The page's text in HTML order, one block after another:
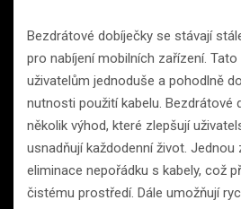
Bezdrátové dobíječky se stávají
pro nabíjení mobilních zařízení.
uživatelům jednoduše a pohodlně
nutnosti použití kabelu. Bezdrátové
několik výhod, které zlepšují
usnadňují každodenní život. Jednou
eliminace nepořádku s kabely, což
čistému prostředí. Dále umožňují